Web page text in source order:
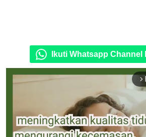
Ikuti Whatsapp Channel
arrow_forward_ios